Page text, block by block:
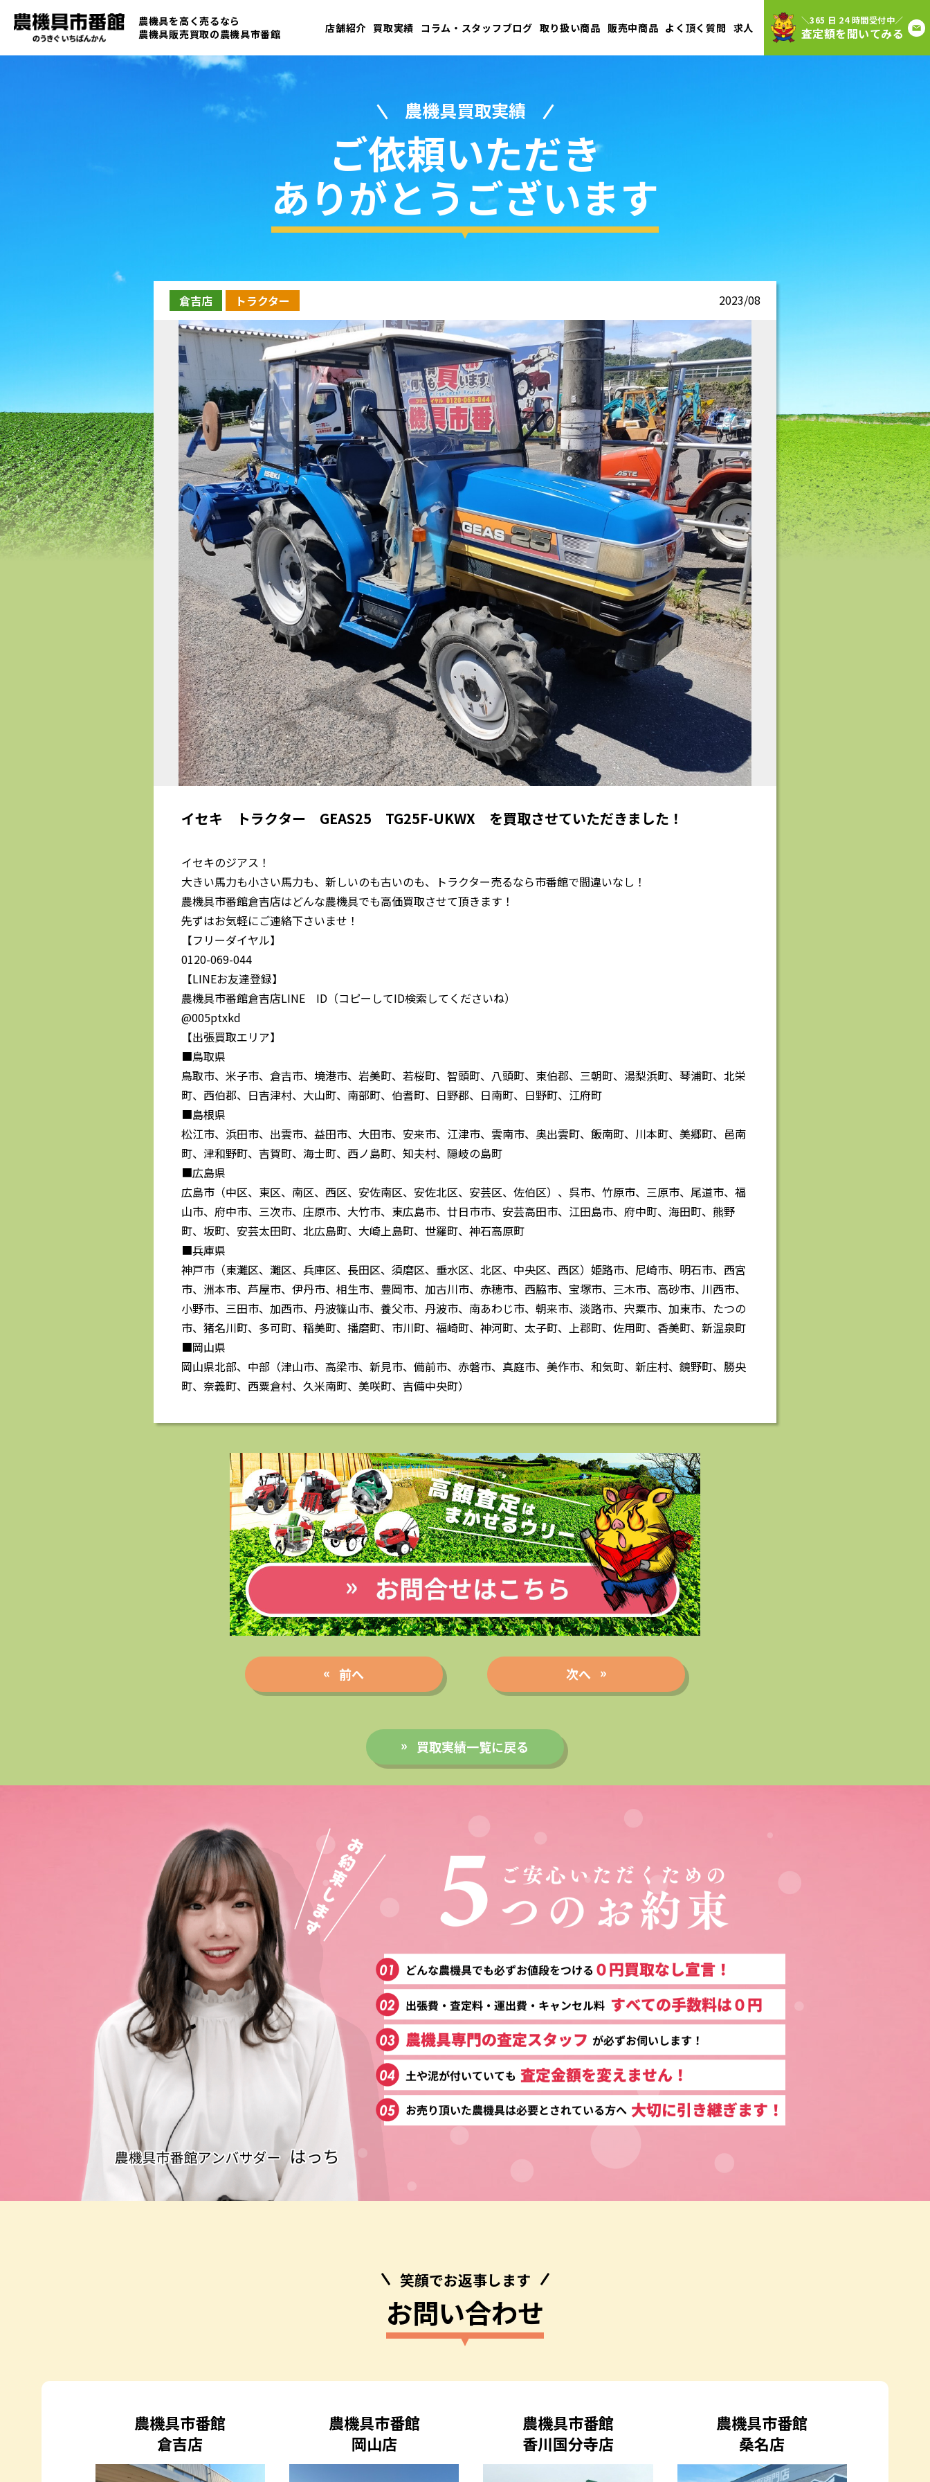
農機具を高く売るなら
農機具販売買取の農機具市番館 店舗紹介 買取実績 コラム・スタッフブログ 取り扱い商品 販売中商品 よく頂く質問 求人
＼365 日 24 時間受付中／
査定額を聞いてみる
農機具買取実績
ご依頼いただき
ありがとうございます
倉吉店 トラクター 2023/08
イセキ トラクター GEAS25 TG25F-UKWX を買取させていただきました！
イセキのジアス！
大きい馬力も小さい馬力も、新しいのも古いのも、トラクター売るなら市番館で間違いなし！
農機具市番館倉吉店はどんな農機具でも高価買取させて頂きます！
先ずはお気軽にご連絡下さいませ！
【フリーダイヤル】
0120-069-044
【LINEお友達登録】
農機具市番館倉吉店LINE ID（コピーしてID検索してくださいね）
@005ptxkd
【出張買取エリア】
■鳥取県
鳥取市、米子市、倉吉市、境港市、岩美町、若桜町、智頭町、八頭町、東伯郡、三朝町、湯梨浜町、琴浦町、北栄
町、西伯郡、日吉津村、大山町、南部町、伯耆町、日野郡、日南町、日野町、江府町
■島根県
松江市、浜田市、出雲市、益田市、大田市、安来市、江津市、雲南市、奥出雲町、飯南町、川本町、美郷町、邑南
町、津和野町、吉賀町、海士町、西ノ島町、知夫村、隠岐の島町
■広島県
広島市（中区、東区、南区、西区、安佐南区、安佐北区、安芸区、佐伯区）、呉市、竹原市、三原市、尾道市、福
山市、府中市、三次市、庄原市、大竹市、東広島市、廿日市市、安芸高田市、江田島市、府中町、海田町、熊野
町、坂町、安芸太田町、北広島町、大崎上島町、世羅町、神石高原町
■兵庫県
神戸市（東灘区、灘区、兵庫区、長田区、須磨区、垂水区、北区、中央区、西区）姫路市、尼崎市、明石市、西宮
市、洲本市、芦屋市、伊丹市、相生市、豊岡市、加古川市、赤穂市、西脇市、宝塚市、三木市、高砂市、川西市、
小野市、三田市、加西市、丹波篠山市、養父市、丹波市、南あわじ市、朝来市、淡路市、宍粟市、加東市、たつの
市、猪名川町、多可町、稲美町、播磨町、市川町、福崎町、神河町、太子町、上郡町、佐用町、香美町、新温泉町
■岡山県
岡山県北部、中部（津山市、高梁市、新見市、備前市、赤磐市、真庭市、美作市、和気町、新庄村、鏡野町、勝央
町、奈義町、西粟倉村、久米南町、美咲町、吉備中央町）
前へ 次へ
買取実績一覧に戻る
笑顔でお返事します
お問い合わせ
農機具市番館
倉吉店
農機具市番館
岡山店
農機具市番館
香川国分寺店
農機具市番館
桑名店